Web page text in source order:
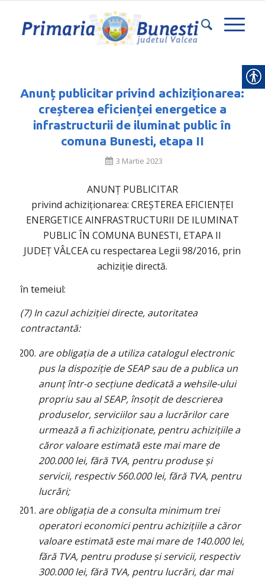
Anunț publicitar privind achiziționarea:
creșterea eficienței energetice a
infrastructurii de iluminat public în
comuna Bunesti, etapa II
3 Martie 2023
ANUNȚ PUBLICITAR
privind achiziționarea: CREȘTEREA EFICIENȚEI
ENERGETICE AINFRASTRUCTURII DE ILUMINAT
PUBLIC ÎN COMUNA BUNESTI, ETAPA II
JUDEȚ VÂLCEA cu respectarea Legii 98/2016, prin
achiziție directă.
în temeiul:
(7) In cazul achiziției directe, autoritatea
contractantă:
are obligația de a utiliza catalogul electronic
pus la dispoziție de SEAP sau de a publica un
anunț într-o secțiune dedicată a wehsile-ului
propriu sau al SEAP, însoțit de descrierea
produselor, serviciilor sau a lucrărilor care
urmează a fi achiziționate, pentru achizițiile a
căror valoare estimată este mai mare de
200.000 lei, fără TVA, pentru produse și
servicii, respectiv 560.000 lei, fără TVA, pentru
lucrări;
are obligația de a consulta minimum trei
operatori economici pentru achizițiile a căror
valoare estimată este mai mare de 140.000 lei,
fără TVA, pentru produse și servicii, respectiv
300.000 lei, fără TVA, pentru lucrări, dar mai